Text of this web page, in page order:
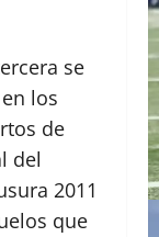
se
los
de
del
2011
que